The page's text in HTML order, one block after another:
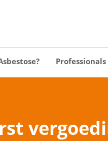
Professionals